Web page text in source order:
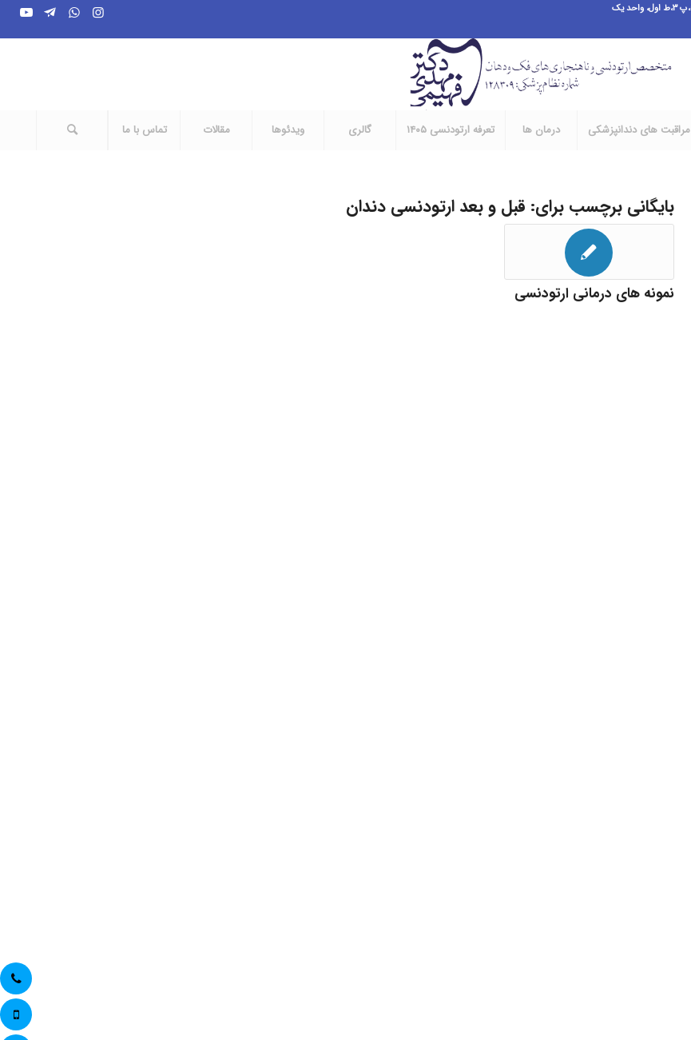
مراقبت های دندانپزشکی درمان ها تعرفه ارتودنسی ۱۴۰۵ گالری ویدئوها مقالات تماس با ما
بایگانی برچسب برای: قبل و بعد ارتودنسی دندان
نمونه های درمانی ارتودنسی